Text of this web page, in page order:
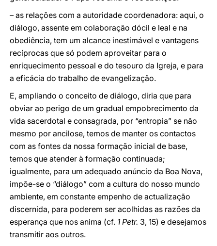
– as relações com a autoridade coordenadora: aqui, o
diálogo, assente em colaboração dócil e leal e na
obediência, tem um alcance inestimável e vantagens
recíprocas que só podem aproveitar para o
enriquecimento pessoal e do tesouro da Igreja, e para
a eficácia do trabalho de evangelização.
E, ampliando o conceito de diálogo, diria que para
obviar ao perigo de um gradual empobrecimento da
vida sacerdotal e consagrada, por “entropia” se não
mesmo por ancilose, temos de manter os contactos
com as fontes da nossa formação inicial de base,
temos que atender à formação continuada;
igualmente, para um adequado anúncio da Boa Nova,
impõe-se o “diálogo” com a cultura do nosso mundo
ambiente, em constante empenho de actualização
discernida, para poderem ser acolhidas as razões da
esperança que nos anima (cf. 1 Petr. 3, 15) e desejamos
transmitir aos outros.